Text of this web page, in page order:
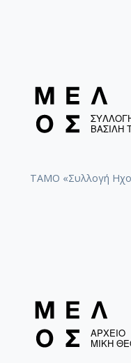
ΤΑΜΟ «Συλλογή